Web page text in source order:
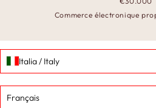
Commerce électronique
Italia / Italy
Français